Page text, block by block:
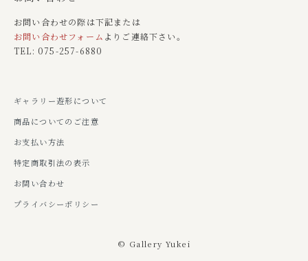
お問い合わせの際は下記または
お問い合わせフォーム よりご連絡下さい。
TEL: 075-257-6880
ギャラリー遊形について
商品についてのご注意
お支払い方法
特定商取引法の表示
お問い合わせ
プライバシーポリシー
© Gallery Yukei